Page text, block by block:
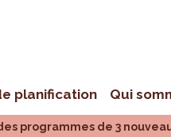
planification Qui
programmes de 3